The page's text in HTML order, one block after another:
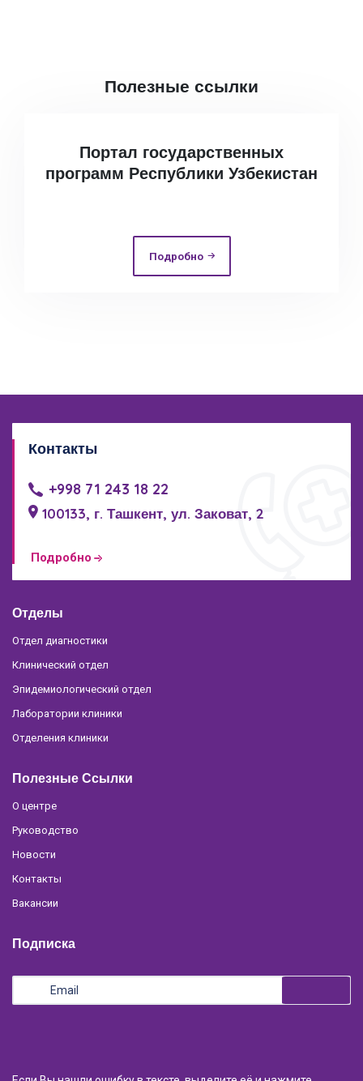
Полезные ссылки
Портал государственных
программ Республики Узбекистан
Подробно
Контакты
+998 71 243 18 22
100133, г. Ташкент, ул. Заковат, 2
Подробно
Отделы
Отдел диагностики
Клинический отдел
Эпидемиологический отдел
Лаборатории клиники
Отделения клиники
Полезные Ссылки
О центре
Руководство
Новости
Контакты
Вакансии
Подписка